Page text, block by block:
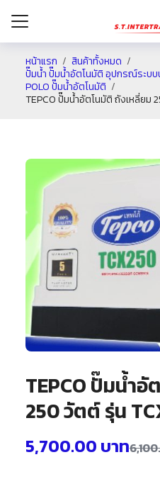
หน้าแรก
สินค้าทั้งหมด
ปั๊มน้ำ ปั๊มน้ำอัตโนมัติ อุปกรณ์ระบบ
POLO ปั๊มน้ำอัตโนมัติ
TEPCO ปั๊มน้ำอัตโนมัติ ถังเหลี่ยม
TEPCO ปั๊มน้ำ
250 วัตต์ รุ่น
5,700.00 บาท